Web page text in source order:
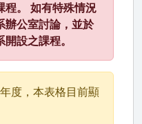
程。 如有特殊情況
辦公室討論，並於
設之課程。
度，本表格目前顯